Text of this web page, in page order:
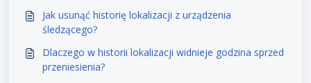
Jak usunąć historię lokalizacji z urządzenia
śledzącego?
Dlaczego w historii lokalizacji widnieje godzina sprzed
przeniesienia?